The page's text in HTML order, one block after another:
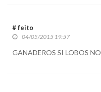
# feito
04/05/2015 19:57
GANADEROS SI LOBOS NO